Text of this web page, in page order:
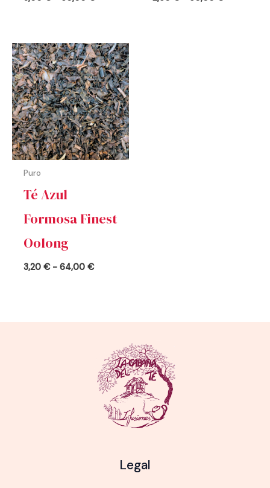
Puro
Té Azul
Formosa Finest
Oolong
3,20€ - 64,00€
Rango
de
precios:
desde
3,20 €
hasta
64,00 €
Legal